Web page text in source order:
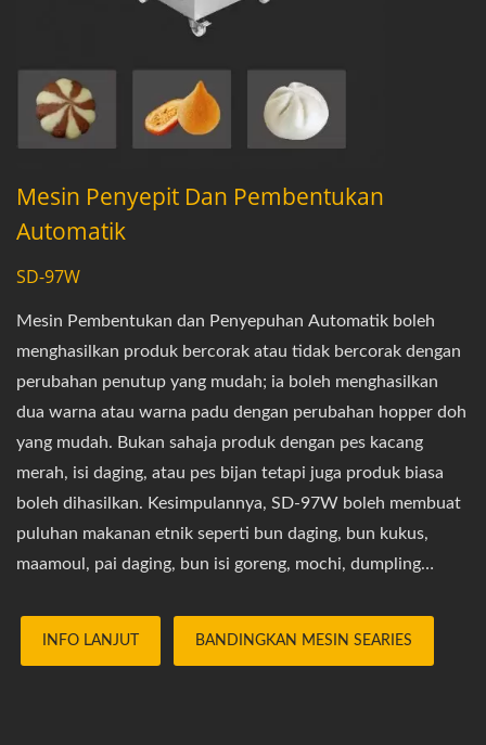
Mesin Penyepit Dan Pembentukan
Automatik
SD-97W
Mesin Pembentukan dan Penyepuhan Automatik boleh
menghasilkan produk bercorak atau tidak bercorak dengan
perubahan penutup yang mudah; ia boleh menghasilkan
dua warna atau warna padu dengan perubahan hopper doh
yang mudah. Bukan sahaja produk dengan pes kacang
merah, isi daging, atau pes bijan tetapi juga produk biasa
boleh dihasilkan. Kesimpulannya, SD-97W boleh membuat
puluhan makanan etnik seperti bun daging, bun kukus,
maamoul, pai daging, bun isi goreng, mochi, dumpling
INFO LANJUT BANDINGKAN MESIN SEARIES